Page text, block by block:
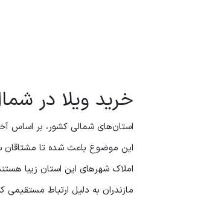
خرید ویلا در
استان‌های شمالی کشور، بر اساس
این موضوع باعث شده تا مشتاقان
املاک شهرهای این استان زیبا
مازندران به دلیل ارتباط